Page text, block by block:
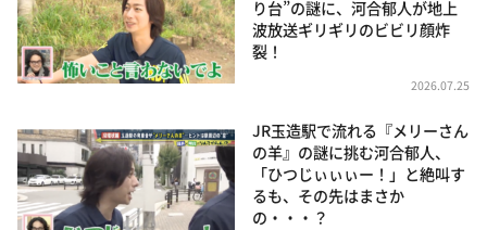
り台”の謎に、河合郁人が地上
波放送ギリギリのビビリ顔炸
裂！
2026.07.25
JR玉造駅で流れる『メリーさん
の羊』の謎に挑む河合郁人、
「ひつじぃぃぃー！」と絶叫す
るも、その先はまさか
の・・・？